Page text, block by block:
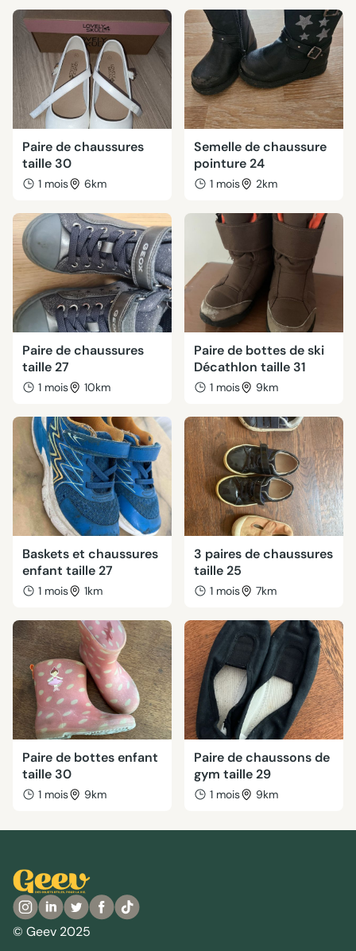
Paire de chaussures
taille 30
1 mois 6km
Semelle de chaussure
pointure 24
1 mois 2km
Paire de chaussures
taille 27
1 mois 10km
Paire de bottes de ski
Décathlon taille 31
1 mois 9km
Baskets et chaussures
enfant taille 27
1 mois 1km
3 paires de chaussures
taille 25
1 mois 7km
Paire de bottes enfant
taille 30
1 mois 9km
Paire de chaussons de
gym taille 29
1 mois 9km
© Geev 2025